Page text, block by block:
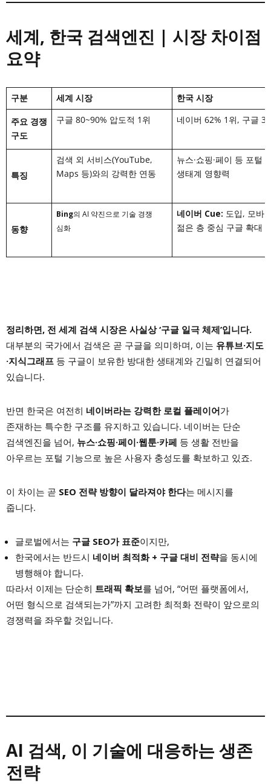
세계, 한국 검색엔진 | 시장 차이점
요약
구분 세계 시장 한국 시장
주요 경쟁
구도
구글 80~90% 압도적 1위 네이버 62% 1위, 구글
특징
검색 외 서비스(YouTube,
Maps 등)와의 강력한 연동
뉴스·쇼핑·페이 등 포털
생태계 영향력
동향
Bing의 AI 약진으로 기술 경쟁
심화
네이버 Cue: 도입, 모바
젊은 층 중심 구글 확대
정리하면, 전 세계 검색 시장은 사실상 ‘구글 일극 체제’입니다.
대부분의 국가에서 검색은 곧 구글을 의미하며, 이는 유튜브·지도
·지식그래프 등 구글이 보유한 방대한 생태계와 긴밀히 연결되어
있습니다.
반면 한국은 여전히 네이버라는 강력한 로컬 플레이어가
존재하는 특수한 구조를 유지하고 있습니다. 네이버는 단순
검색엔진을 넘어, 뉴스·쇼핑·페이·웹툰·카페 등 생활 전반을
아우르는 포털 기능으로 높은 사용자 충성도를 확보하고 있죠.
이 차이는 곧 SEO 전략 방향이 달라져야 한다는 메시지를
줍니다.
글로벌에서는 구글 SEO가 표준이지만,
한국에서는 반드시 네이버 최적화 + 구글 대비 전략을 동시에
병행해야 합니다.
따라서 이제는 단순히 트래픽 확보를 넘어, “어떤 플랫폼에서,
어떤 형식으로 검색되는가”까지 고려한 최적화 전략이 앞으로의
경쟁력을 좌우할 것입니다.
AI 검색, 이 기술에 대응하는 생존
전략